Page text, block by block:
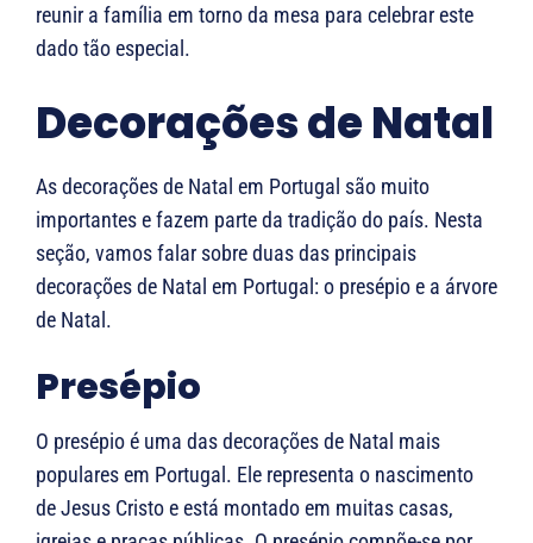
reunir a família em torno da mesa para celebrar este
dado tão especial.
Decorações de Natal
As decorações de Natal em Portugal são muito
importantes e fazem parte da tradição do país. Nesta
seção, vamos falar sobre duas das principais
decorações de Natal em Portugal: o presépio e a árvore
de Natal.
Presépio
O presépio é uma das decorações de Natal mais
populares em Portugal. Ele representa o nascimento
de Jesus Cristo e está montado em muitas casas,